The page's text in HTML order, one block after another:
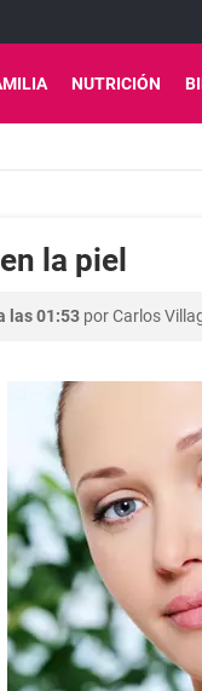
NUTRICIÓN
la piel
las 01:53 porCarlos